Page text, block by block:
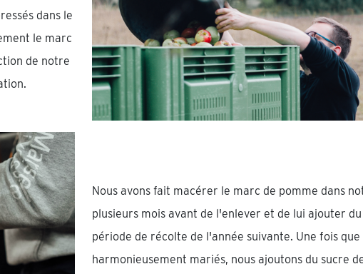
dans le
le marc
de notre
Nous avons fait macérer le marc de pomme dans
plusieurs mois avant de l'enlever et de lui ajouter du
période de récolte de l'année suivante. Une fois
harmonieusement mariés, nous ajoutons du sucre